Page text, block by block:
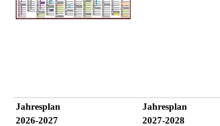
Jahresplan
2026-2027
Jahresplan
2027-2028